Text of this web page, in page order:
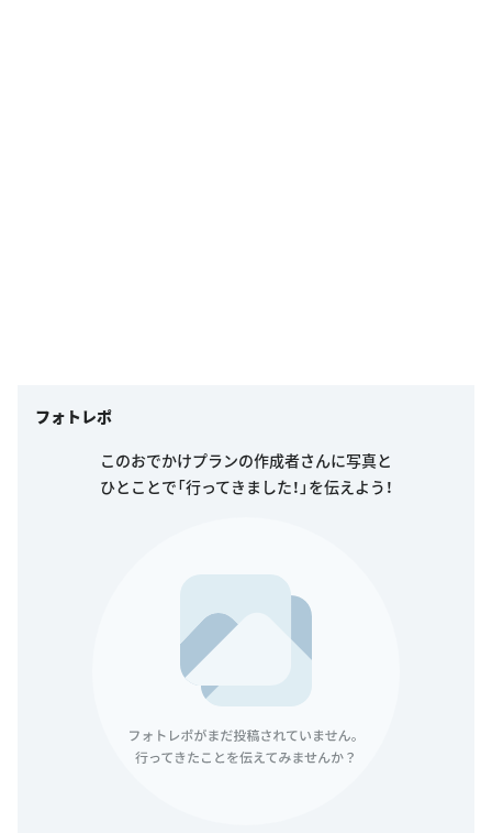
フォトレポ
このおでかけプランの作成者さんに写真と
ひとことで「行ってきました！」を伝えよう！